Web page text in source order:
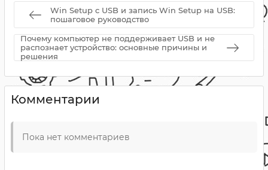
Win Setup с USB и запись Win Setup на USB:
пошаговое руководство
Почему компьютер не поддерживает USB и не
распознает устройство: основные причины и
решения
Комментарии
Пока нет комментариев